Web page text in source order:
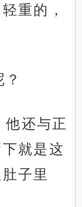
重的，
他还与正
就是这
子里